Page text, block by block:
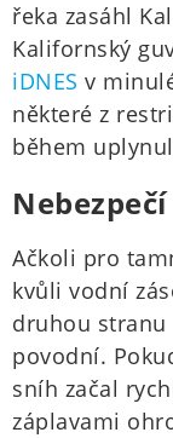
řeka zasáhl
Kalifornský
iDNES v
některé z
během
Ačkoli pro
kvůli vodní
druhou stranu
povodní.
sníh začal
záplavami